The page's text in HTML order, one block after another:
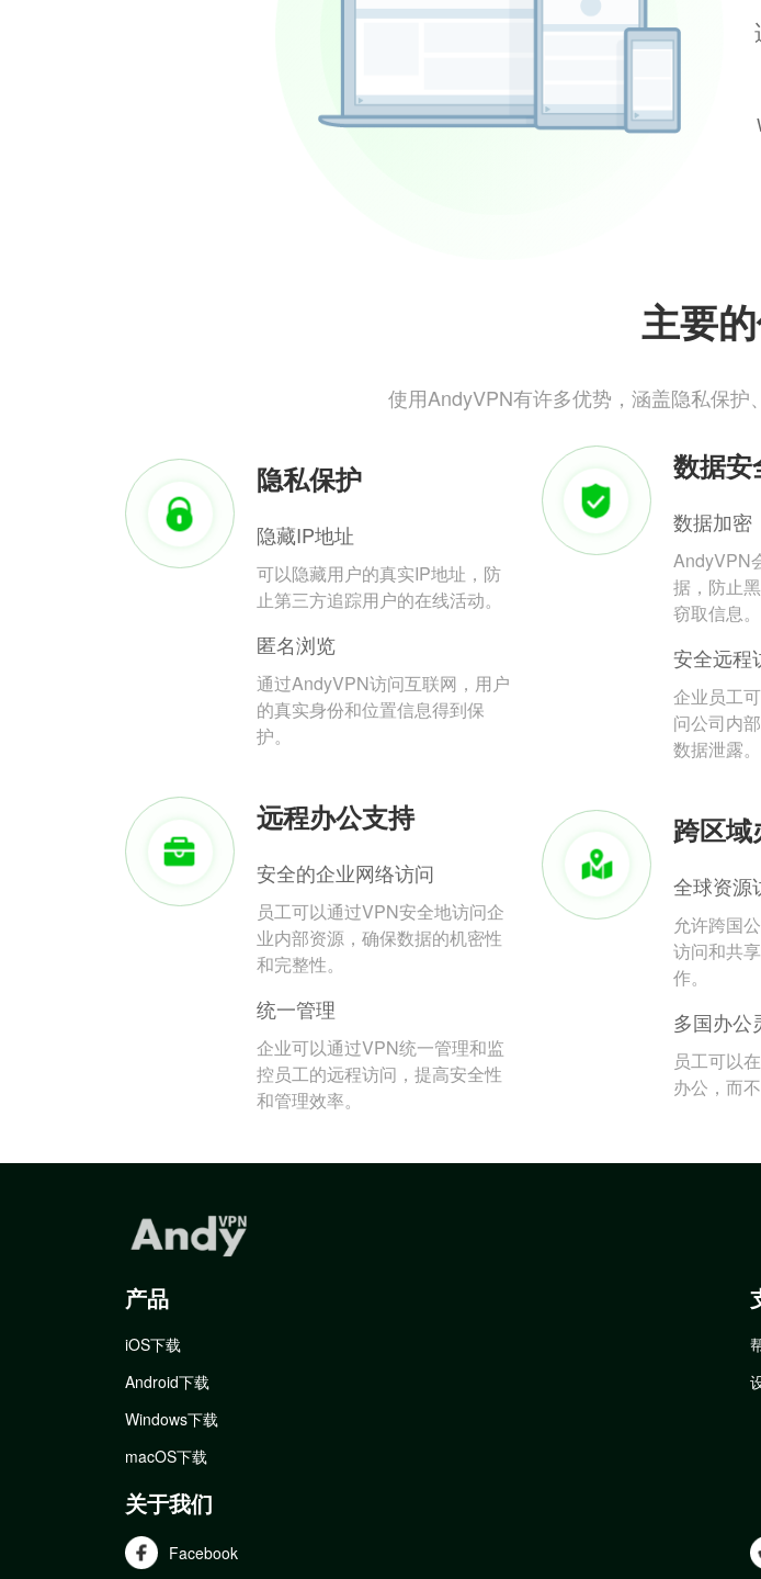
主要
使用AndyVPN有许多优势，涵盖隐私保
隐私保护
隐藏IP地址
可以隐藏用户的真实IP地址，防
止第三方追踪用户的在线活动。
匿名浏览
通过AndyVPN访问互联网，用户
的真实身份和位置信息得到保
护。
数据安
数据加密
AndyVPN
据，防止
窃取信息。
安全远程
企业员工
问公司内
数据泄露。
远程办公支持
安全的企业网络访问
员工可以通过VPN安全地访问企
业内部资源，确保数据的机密性
和完整性。
统一管理
企业可以通过VPN统一管理和监
控员工的远程访问，提高安全性
和管理效率。
跨区域
全球资源
允许跨国
访问和共
作。
多国办公
员工可以
办公，而
产品
iOS下载
Android下载
Windows下载
macOS下载
关于我们
Facebook